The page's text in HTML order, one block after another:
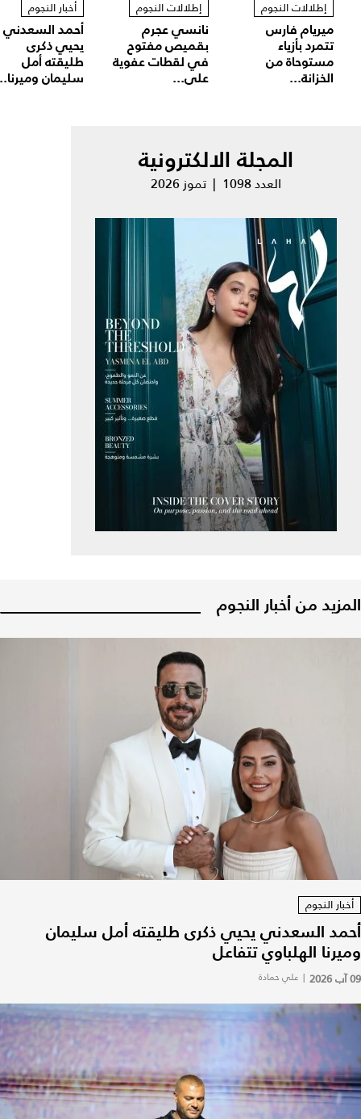
إطلالات النجوم
ميريام فارس
تتمرد بأزياء
مستوحاة من
الخزانة...
إطلالات النجوم
نانسي عجرم
بقميص مفتوح
في لقطات عفوية
على...
أخبار النجوم
أحمد السعدني
يحيي ذكرى
طليقته أمل
سليمان
المجلة الالكترونية
العدد 1098 | تموز 2026
المزيد من أخبار النجوم
أخبار النجوم
أحمد السعدني يحيي ذكرى طليقته أمل سليمان
وميرنا الهلباوي تتفاعل
09 آب 2026 | علي حمادة